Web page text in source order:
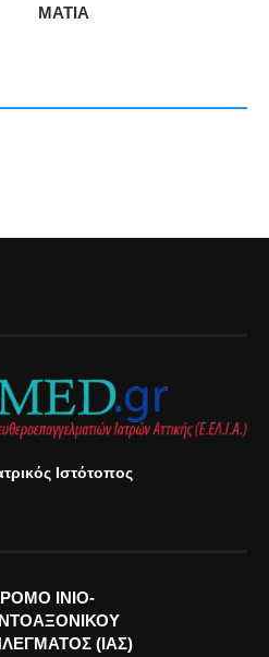
ΜΑΤΙΑ
Ιστότοπος
ΙΝΙΟ-
(ΙΑΣ)